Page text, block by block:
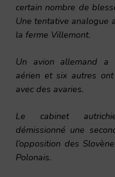
certain nombre de
Une tentative analogue
la ferme Villemont.
Un avion allemand
aérien et six autres
avec des avaries.
Le cabinet
démissionné une
l’opposition des
Polonais.